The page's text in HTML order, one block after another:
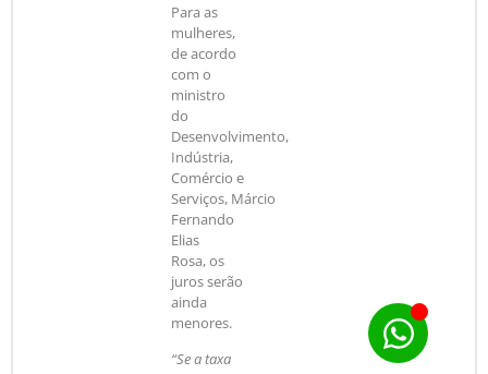
Para as
mulheres,
de acordo
com o
ministro
do
Desenvolvimento,
Indústria,
Comércio e
Serviços, Márcio
Fernando
Elias
Rosa, os
juros serão
ainda
menores.
“Se a taxa